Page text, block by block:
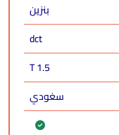
بنزين
dct
1.5 T
سغودي